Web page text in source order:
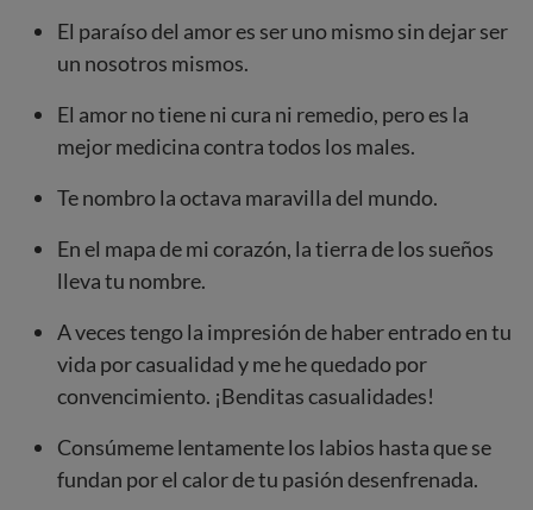
El paraíso del amor es ser uno mismo sin dejar ser
un nosotros mismos.
El amor no tiene ni cura ni remedio, pero es la
mejor medicina contra todos los males.
Te nombro la octava maravilla del mundo.
En el mapa de mi corazón, la tierra de los sueños
lleva tu nombre.
A veces tengo la impresión de haber entrado en tu
vida por casualidad y me he quedado por
convencimiento. ¡Benditas casualidades!
Consúmeme lentamente los labios hasta que se
fundan por el calor de tu pasión desenfrenada.